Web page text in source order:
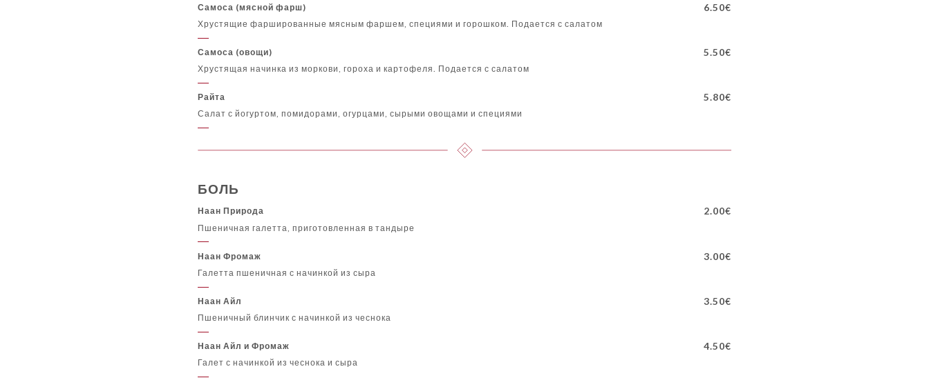
Самоса (мясной фарш) 6.50€
Хрустящие фаршированные мясным фаршем, специями и горошком. Подается с салатом
Самоса (овощи) 5.50€
Хрустящая начинка из моркови, гороха и картофеля. Подается с салатом
Райта 5.80€
Салат с йогуртом, помидорами, огурцами, сырыми овощами и специями
БОЛЬ
Наан Природа 2.00€
Пшеничная галетта, приготовленная в тандыре
Наан Фромаж 3.00€
Галетта пшеничная с начинкой из сыра
Наан Айл 3.50€
Пшеничный блинчик с начинкой из чеснока
Наан Айл и Фромаж 4.50€
Галет с начинкой из чеснока и сыра